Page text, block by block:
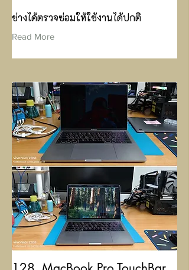
ช่างได้ตรวจซ่อมให้ใช้งานได้ปกติ
Read More